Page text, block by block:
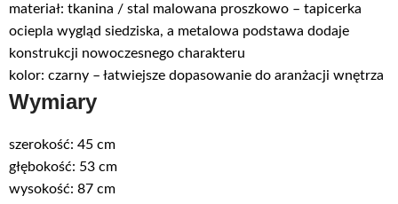
materiał: tkanina / stal malowana proszkowo – tapicerka
ociepla wygląd siedziska, a metalowa podstawa dodaje
konstrukcji nowoczesnego charakteru
kolor: czarny – łatwiejsze dopasowanie do aranżacji wnętrza
Wymiary
szerokość: 45 cm
głębokość: 53 cm
wysokość: 87 cm